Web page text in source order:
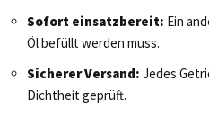
Sofort einsatzbereit: Ein
Öl befüllt werden muss.
Sicherer Versand: Jedes
Dichtheit geprüft.